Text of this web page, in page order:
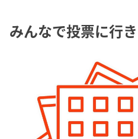
みんなで投票に行